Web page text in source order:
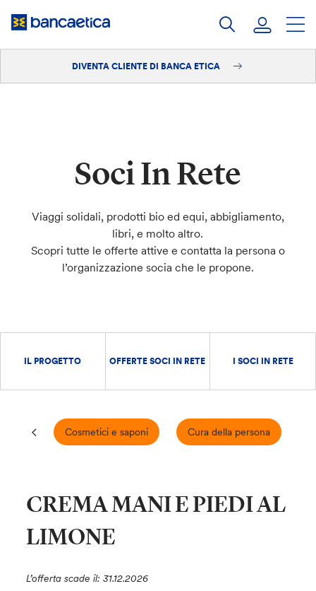
DIVENTA CLIENTE DI BANCA ETICA
Soci In Rete
Viaggi solidali, prodotti bio ed equi, abbigliamento,
libri, e molto altro.
Scopri tutte le offerte attive e contatta la persona o
l’organizzazione socia che le propone.
IL PROGETTO OFFERTE SOCI IN RETE I SOCI IN RETE
Cosmetici e saponi Cura della persona
CREMA MANI E PIEDI AL
LIMONE
L’offerta scade il: 31.12.2026